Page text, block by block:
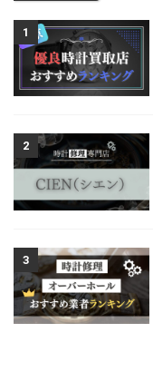
1
2
3